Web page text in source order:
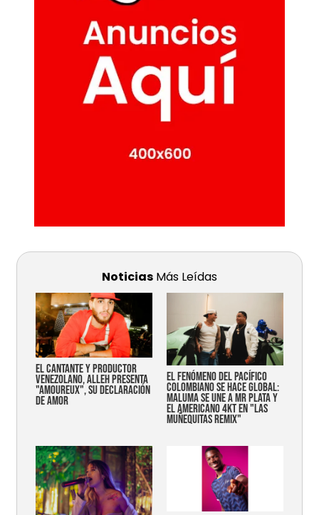
Noticias Más Leídas
EL CANTANTE Y PRODUCTOR
VENEZOLANO, ALLEH PRESENTA
"AMOUREUX", SU DECLARACIÓN
DE AMOR
EL FENÓMENO DEL PACÍFICO
COLOMBIANO SE HACE GLOBAL:
MALUMA SE UNE A MR PLATA Y
EL AMERICANO 4KT EN "LAS
MUÑEQUITAS REMIX"